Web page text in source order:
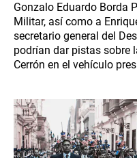
Gonzalo Eduardo Borda
Militar, así como a
secretario general del
podrían dar pistas sobre
Cerrón en el vehículo